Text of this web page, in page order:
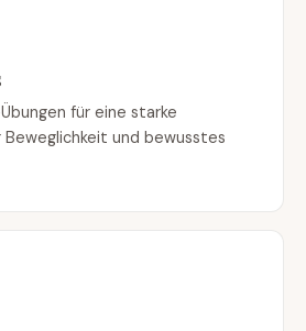
für eine starke
und bewusstes